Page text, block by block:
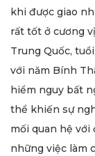
khi được giao
rất tốt ở cương
Trung Quốc,
với năm Bính
hiểm nguy bất
thể khiến sự
mối quan hệ với
những việc làm